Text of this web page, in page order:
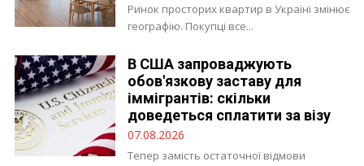
Ринок просторих квартир в Україні змінює
географію. Покупці все...
В США запроваджують
обов'язкову заставу для
іммігрантів: скільки
доведеться сплатити за візу
07.08.2026
Тепер замість остаточної відмови